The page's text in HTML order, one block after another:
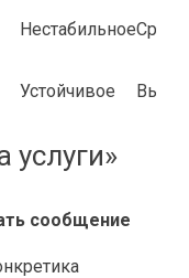
Нестабильное
Устойчивое
услуги»
сообщение